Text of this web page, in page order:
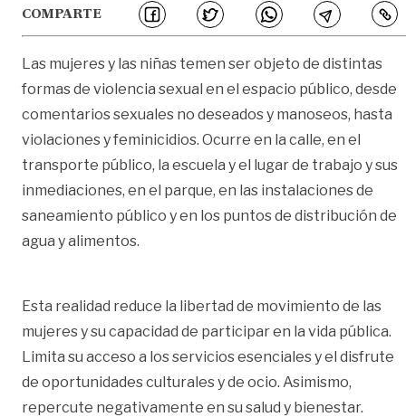
COMPARTE
Las mujeres y las niñas temen ser objeto de distintas
formas de violencia sexual en el espacio público, desde
comentarios sexuales no deseados y manoseos, hasta
violaciones y feminicidios. Ocurre en la calle, en el
transporte público, la escuela y el lugar de trabajo y sus
inmediaciones, en el parque, en las instalaciones de
saneamiento público y en los puntos de distribución de
agua y alimentos.
Esta realidad reduce la libertad de movimiento de las
mujeres y su capacidad de participar en la vida pública.
Limita su acceso a los servicios esenciales y el disfrute
de oportunidades culturales y de ocio. Asimismo,
repercute negativamente en su salud y bienestar.